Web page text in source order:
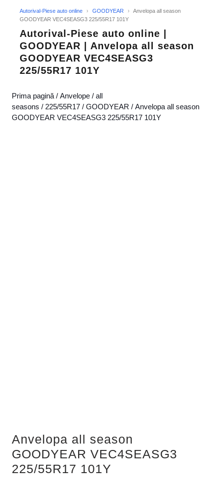
Autorival-Piese auto online › GOODYEAR ›
Anvelopa all season
GOODYEAR VEC4SEASG3 225/55R17 101Y
Autorival-Piese auto online |
GOODYEAR | Anvelopa all season
GOODYEAR VEC4SEASG3
225/55R17 101Y
Prima pagină / Anvelope / all
seasons / 225/55R17 / GOODYEAR / Anvelopa all season
GOODYEAR VEC4SEASG3 225/55R17 101Y
Anvelopa all season
GOODYEAR VEC4SEASG3
225/55R17 101Y